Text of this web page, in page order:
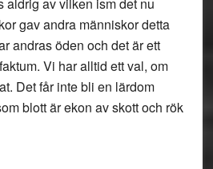
gav andra människor detta
andras öden och det är ett
Vi har alltid ett val, om
Det får inte bli en lärdom
blott är ekon av skott och rök